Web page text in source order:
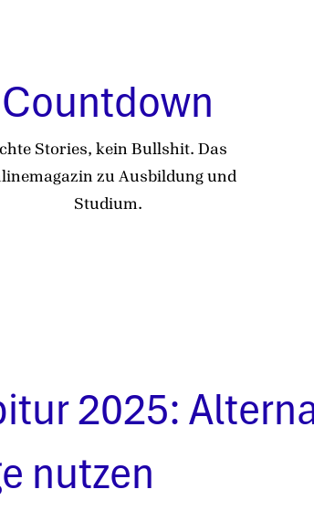
Countdown
Stories, kein Bullshit. Das
zu Ausbildung und
Studium.
2025:
nutzen